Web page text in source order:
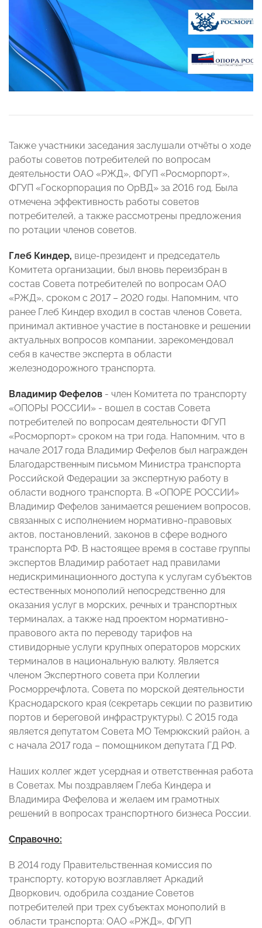
Также участники заседания заслушали отчёты о ходе
работы советов потребителей по вопросам
деятельности ОАО «РЖД», ФГУП «Росморпорт»,
ФГУП «Госкорпорация по ОрВД» за 2016 год. Была
отмечена эффективность работы советов
потребителей, а также рассмотрены предложения
по ротации членов советов.
Глеб Киндер, вице-президент и председатель
Комитета организации, был вновь переизбран в
состав Совета потребителей по вопросам ОАО
«РЖД», сроком с 2017 – 2020 годы. Напомним, что
ранее Глеб Киндер входил в состав членов Совета,
принимал активное участие в постановке и решении
актуальных вопросов компании, зарекомендовал
себя в качестве эксперта в области
железнодорожного транспорта.
Владимир Фефелов - член Комитета по транспорту
«ОПОРЫ РОССИИ» - вошел в состав Совета
потребителей по вопросам деятельности ФГУП
«Росморпорт» сроком на три года. Напомним, что в
начале 2017 года Владимир Фефелов был награжден
Благодарственным письмом Министра транспорта
Российской Федерации за экспертную работу в
области водного транспорта. В «ОПОРЕ РОССИИ»
Владимир Фефелов занимается решением вопросов,
связанных с исполнением нормативно-правовых
актов, постановлений, законов в сфере водного
транспорта РФ. В настоящее время в составе группы
экспертов Владимир работает над правилами
недискриминационного доступа к услугам субъектов
естественных монополий непосредственно для
оказания услуг в морских, речных и транспортных
терминалах, а также над проектом нормативно-
правового акта по переводу тарифов на
стивидорные услуги крупных операторов морских
терминалов в национальную валюту. Является
членом Экспертного совета при Коллегии
Росморречфлота, Совета по морской деятельности
Краснодарского края (секретарь секции по развитию
портов и береговой инфраструктуры). С 2015 года
является депутатом Совета МО Темрюкский район, а
с начала 2017 года – помощником депутата ГД РФ.
Наших коллег ждет усердная и ответственная работа
в Советах. Мы поздравляем Глеба Киндера и
Владимира Фефелова и желаем им грамотных
решений в вопросах транспортного бизнеса России.
Справочно:
В 2014 году Правительственная комиссия по
транспорту, которую возглавляет Аркадий
Дворкович, одобрила создание Советов
потребителей при трех субъектах монополий в
области транспорта: ОАО «РЖД», ФГУП